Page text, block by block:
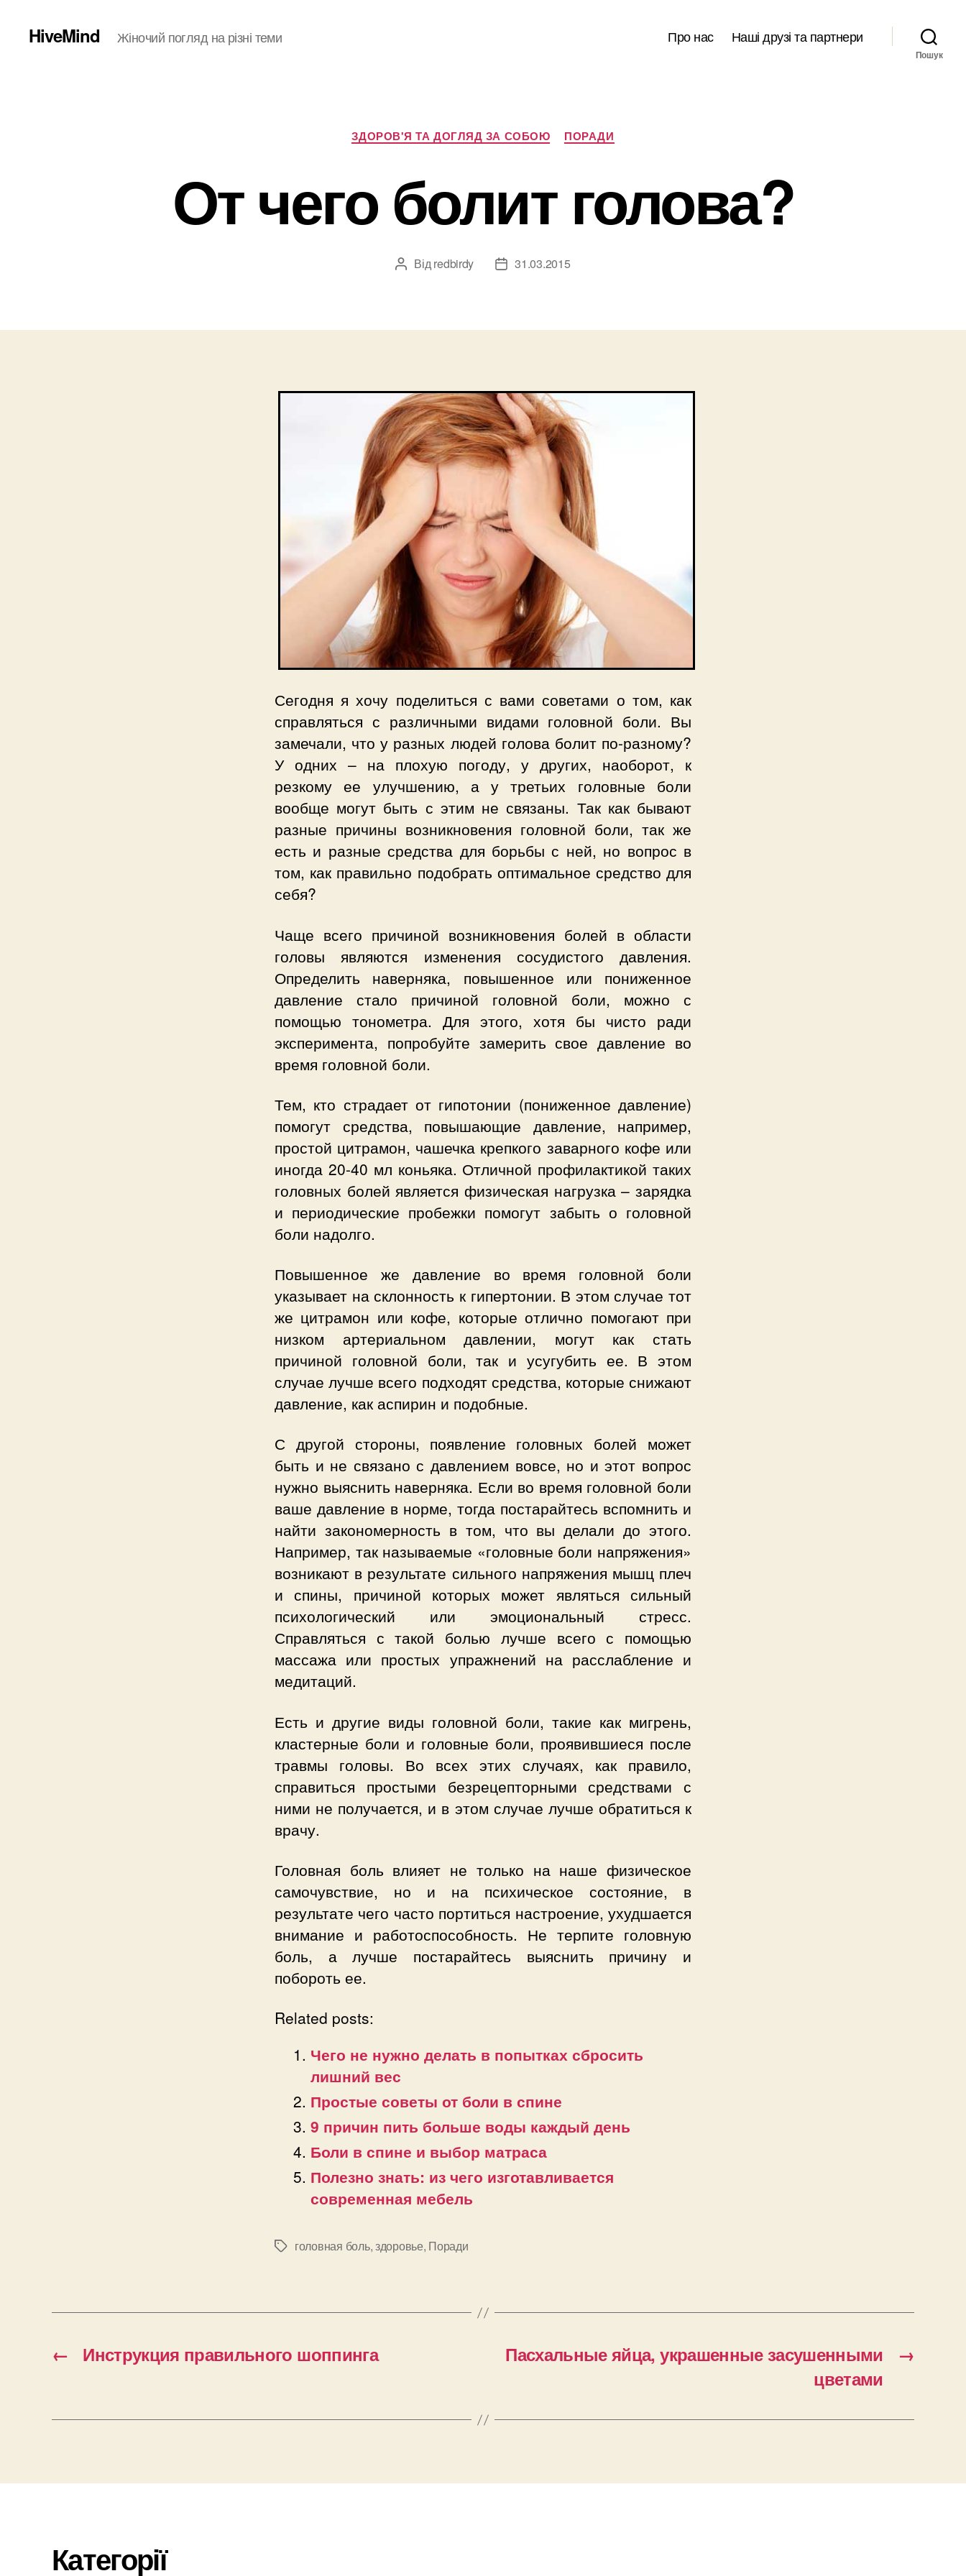
HiveMind Жіночий погляд на різні теми Про нас Наші друзі та партнери
Пошук
Категорії
ЗДОРОВ'Я ТА ДОГЛЯД ЗА СОБОЮ ПОРАДИ
От чего болит голова?
Автор
Від redbirdy
Дата31.03.2015
Сегодня я хочу поделиться с вами советами о том, как
справляться с различными видами головной боли. Вы
замечали, что у разных людей голова болит по-разному?
У одних – на плохую погоду, у других, наоборот, к
резкому ее улучшению, а у третьих головные боли
вообще могут быть с этим не связаны. Так как бывают
разные причины возникновения головной боли, так же
есть и разные средства для борьбы с ней, но вопрос в
том, как правильно подобрать оптимальное средство для
себя?
Чаще всего причиной возникновения болей в области
головы являются изменения сосудистого давления.
Определить наверняка, повышенное или пониженное
давление стало причиной головной боли, можно с
помощью тонометра. Для этого, хотя бы чисто ради
эксперимента, попробуйте замерить свое давление во
время головной боли.
Тем, кто страдает от гипотонии (пониженное давление)
помогут средства, повышающие давление, например,
простой цитрамон, чашечка крепкого заварного кофе или
иногда 20-40 мл коньяка. Отличной профилактикой таких
головных болей является физическая нагрузка – зарядка
и периодические пробежки помогут забыть о головной
боли надолго.
Повышенное же давление во время головной боли
указывает на склонность к гипертонии. В этом случае тот
же цитрамон или кофе, которые отлично помогают при
низком артериальном давлении, могут как стать
причиной головной боли, так и усугубить ее. В этом
случае лучше всего подходят средства, которые снижают
давление, как аспирин и подобные.
С другой стороны, появление головных болей может
быть и не связано с давлением вовсе, но и этот вопрос
нужно выяснить наверняка. Если во время головной боли
ваше давление в норме, тогда постарайтесь вспомнить и
найти закономерность в том, что вы делали до этого.
Например, так называемые «головные боли напряжения»
возникают в результате сильного напряжения мышц плеч
и спины, причиной которых может являться сильный
психологический или эмоциональный стресс.
Справляться с такой болью лучше всего с помощью
массажа или простых упражнений на расслабление и
медитаций.
Есть и другие виды головной боли, такие как мигрень,
кластерные боли и головные боли, проявившиеся после
травмы головы. Во всех этих случаях, как правило,
справиться простыми безрецепторными средствами с
ними не получается, и в этом случае лучше обратиться к
врачу.
Головная боль влияет не только на наше физическое
самочувствие, но и на психическое состояние, в
результате чего часто портиться настроение, ухудшается
внимание и работоспособность. Не терпите головную
боль, а лучше постарайтесь выяснить причину и
побороть ее.
Related posts:
Чего не нужно делать в попытках сбросить
лишний вес
Простые советы от боли в спине
9 причин пить больше воды каждый день
Боли в спине и выбор матраса
Полезно знать: из чего изготавливается
современная мебель
Позначки
головная боль,здоровье, Поради
← Инструкция правильного шоппинга →
Пасхальные яйца, украшенные засушенными
цветами
Категорії